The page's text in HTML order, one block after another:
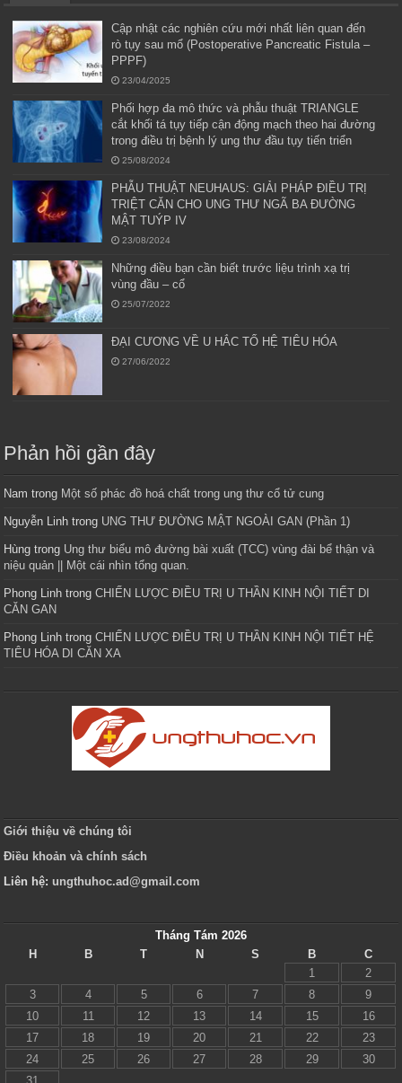
Cập nhật các nghiên cứu mới nhất liên quan đến
rò tụy sau mổ (Postoperative Pancreatic Fistula –
PPPF)
23/04/2025
Phối hợp đa mô thức và phẫu thuật TRIANGLE
cắt khối tá tụy tiếp cận động mạch theo hai đường
trong điều trị bệnh lý ung thư đầu tụy tiến triển
25/08/2024
PHẪU THUẬT NEUHAUS: GIẢI PHÁP ĐIỀU TRỊ
TRIỆT CĂN CHO UNG THƯ NGÃ BA ĐƯỜNG
MẬT TUÝP IV
23/08/2024
Những điều bạn cần biết trước liệu trình xạ trị
vùng đầu – cổ
25/07/2022
ĐẠI CƯƠNG VỀ U HẮC TỐ HỆ TIÊU HÓA
27/06/2022
Phản hồi gần đây
Nam trong Một số phác đồ hoá chất trong ung thư cổ tử cung
Nguyễn Linh trong UNG THƯ ĐƯỜNG MẬT NGOÀI GAN (Phần 1)
Hùng trong Ung thư biểu mô đường bài xuất (TCC) vùng đài bể thận và
niệu quản || Một cái nhìn tổng quan.
Phong Linh trongCHIẾN LƯỢC ĐIỀU TRỊ U THẦN KINH NỘI TIẾT DI
CĂN GAN
Phong Linh trongCHIẾN LƯỢC ĐIỀU TRỊ U THẦN KINH NỘI TIẾT HỆ
TIÊU HÓA DI CĂN XA
Giới thiệu về chúng tôi
Điều khoản và chính sách
Liên hệ:ungthuhoc.ad@gmail.com
Tháng Tám 2026
H
B T N S B
C
1
2
3
4 5 6 7 8
9
10
11 12 13 14 15
16
17
18 19 20 21 22
23
24
25 26 27 28 29
30